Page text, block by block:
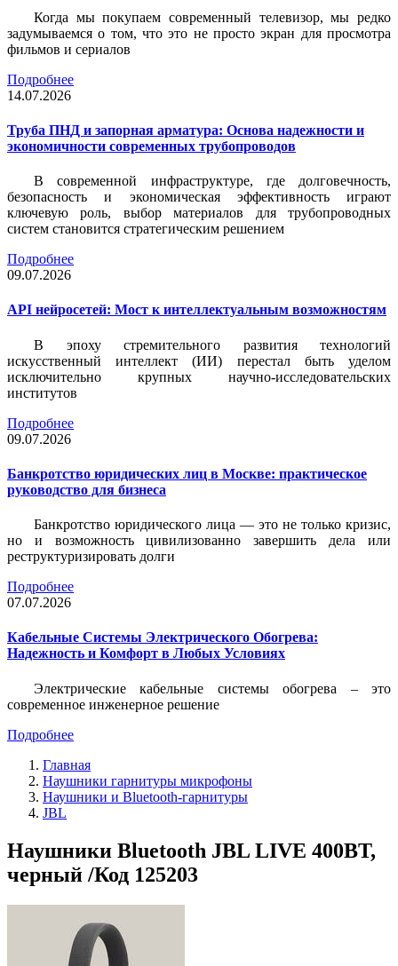
Когда мы покупаем современный телевизор, мы редко
задумываемся о том, что это не просто экран для просмотра
фильмов и сериалов
Подробнее
14.07.2026
Труба ПНД и запорная арматура: Основа надежности и
экономичности современных трубопроводов
В современной инфраструктуре, где долговечность,
безопасность и экономическая эффективность играют
ключевую роль, выбор материалов для трубопроводных
систем становится стратегическим решением
Подробнее
09.07.2026
API нейросетей: Мост к интеллектуальным возможностям
В эпоху стремительного развития технологий
искусственный интеллект (ИИ) перестал быть уделом
исключительно крупных научно-исследовательских
институтов
Подробнее
09.07.2026
Банкротство юридических лиц в Москве: практическое
руководство для бизнеса
Банкротство юридического лица — это не только кризис,
но и возможность цивилизованно завершить дела или
реструктуризировать долги
Подробнее
07.07.2026
Кабельные Системы Электрического Обогрева:
Надежность и Комфорт в Любых Условиях
Электрические кабельные системы обогрева – это
современное инженерное решение
Подробнее
Главная
Наушники гарнитуры микрофоны
Наушники и Bluetooth-гарнитуры
JBL
Наушники Bluetooth JBL LIVE 400BT,
черный /Код 125203